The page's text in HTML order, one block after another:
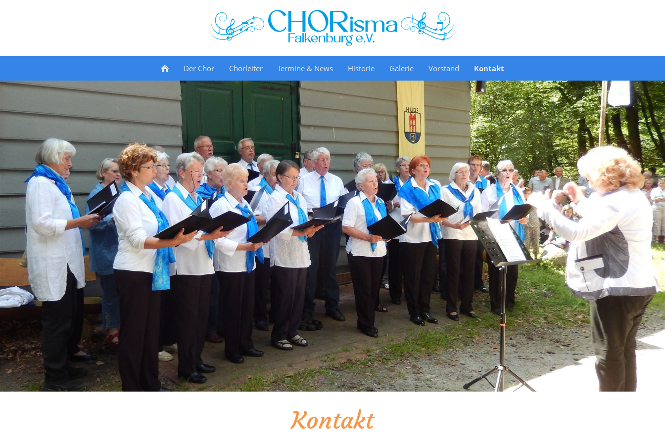
Der Chor Chorleiter Termine & News Historie Galerie Vorstand Kontakt
Kontakt